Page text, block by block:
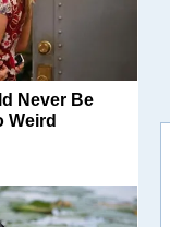
Never Be
Weird